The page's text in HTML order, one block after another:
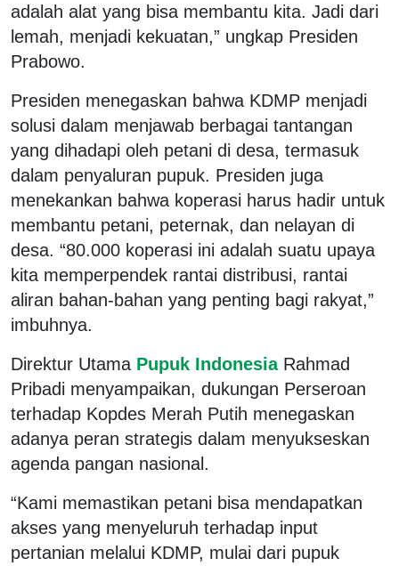
adalah alat yang bisa membantu kita. Jadi dari
lemah, menjadi kekuatan,” ungkap Presiden
Prabowo.
Presiden menegaskan bahwa KDMP menjadi
solusi dalam menjawab berbagai tantangan
yang dihadapi oleh petani di desa, termasuk
dalam penyaluran pupuk. Presiden juga
menekankan bahwa koperasi harus hadir untuk
membantu petani, peternak, dan nelayan di
desa. “80.000 koperasi ini adalah suatu upaya
kita memperpendek rantai distribusi, rantai
aliran bahan-bahan yang penting bagi rakyat,”
imbuhnya.
Direktur Utama Pupuk Indonesia Rahmad
Pribadi menyampaikan, dukungan Perseroan
terhadap Kopdes Merah Putih menegaskan
adanya peran strategis dalam menyukseskan
agenda pangan nasional.
“Kami memastikan petani bisa mendapatkan
akses yang menyeluruh terhadap input
pertanian melalui KDMP, mulai dari pupuk